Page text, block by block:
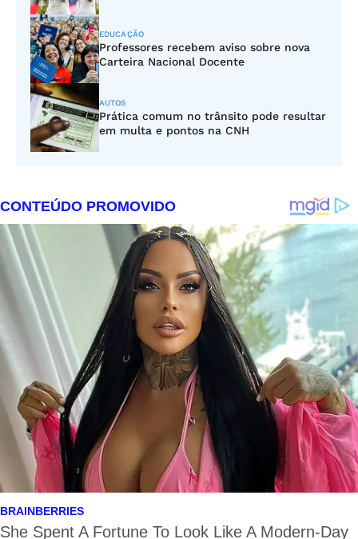
EDUCAÇÃO
Professores recebem aviso sobre nova
Carteira Nacional Docente
AUTOS
Prática comum no trânsito pode resultar
em multa e pontos na CNH